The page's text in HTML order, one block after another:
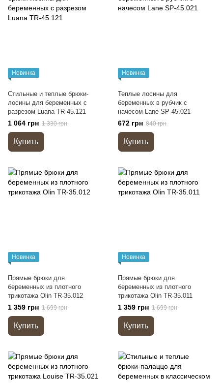
Новинка
Стильные и теплые брюки-
лосины для беременных с
разрезом Luana TR-45.121
1 064 грн 1 330 грн
Купить
Новинка
Теплые лосины для
беременных в рубчик с
начесом Lane SP-45.021
672 грн 840 грн
Купить
Новинка
Прямые брюки для
беременных из плотного
трикотажа Olin TR-35.012
1 359 грн 1 699 грн
Купить
Новинка
Прямые брюки для
беременных из плотного
трикотажа Olin TR-35.011
1 359 грн 1 699 грн
Купить